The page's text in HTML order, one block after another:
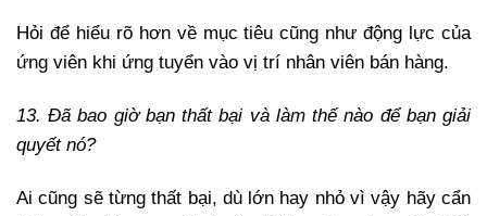
Hỏi để hiểu rõ hơn về mục tiêu cũng như động lực của
ứng viên khi ứng tuyển vào vị trí nhân viên bán hàng.
13. Đã bao giờ bạn thất bại và làm thế nào để bạn giải
quyết nó?
Ai cũng sẽ từng thất bại, dù lớn hay nhỏ vì vậy hãy cẩn